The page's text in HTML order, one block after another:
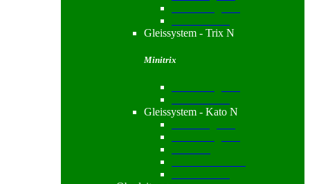
Gleissystem - Trix N
Minitrix
Gleissystem - Kato N